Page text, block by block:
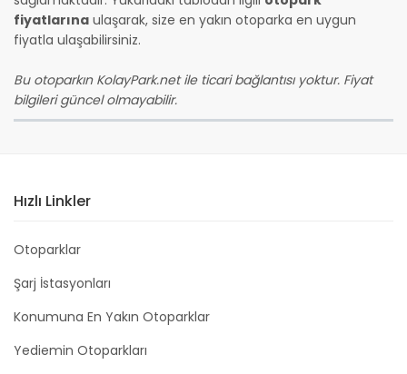
fiyatlarına ulaşarak, size en yakın otoparka en uygun
fiyatla ulaşabilirsiniz.
Bu otoparkın KolayPark.net ile ticari bağlantısı yoktur. Fiyat
bilgileri güncel olmayabilir.
Hızlı Linkler
Otoparklar
Şarj İstasyonları
Konumuna En Yakın Otoparklar
Yediemin Otoparkları